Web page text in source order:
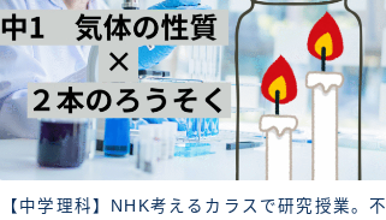
【中学理科】NHK考えるカラスで研究授業。不